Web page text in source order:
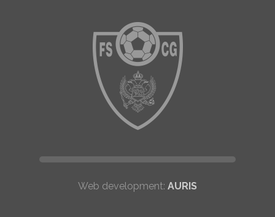
Web development: AURIS